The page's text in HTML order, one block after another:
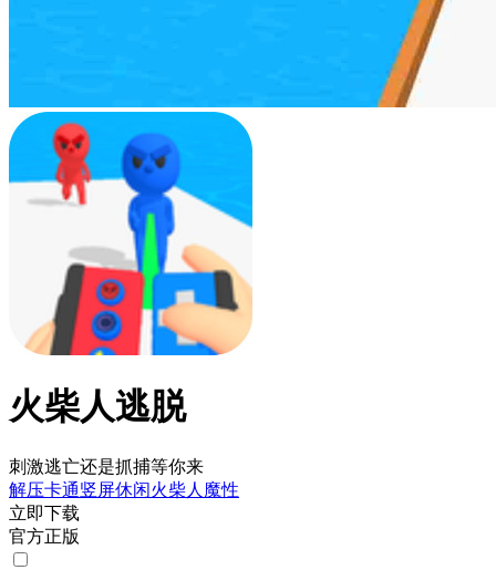
火柴人逃脱
刺激逃亡还是抓捕等你来
解压卡通竖屏休闲火柴人 魔性
立即下载
官方正版